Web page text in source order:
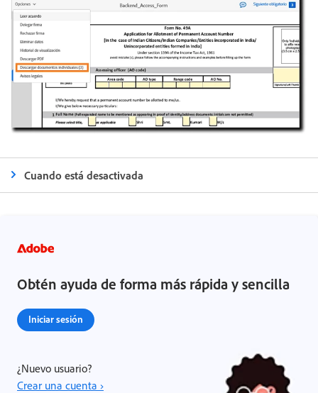
Cuando está desactivada
Obtén ayuda de forma más rápida y sencilla
Iniciar sesión
¿Nuevo usuario?
Crear una cuenta ›